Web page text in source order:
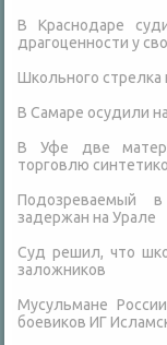
В Краснодаре
драгоценности у
Школьного стрелка
В Самаре осудили
В Уфе две
торговлю
Подозреваемый
задержан на Урале
Суд решил, что
заложников
Мусульмане
боевиков ИГ